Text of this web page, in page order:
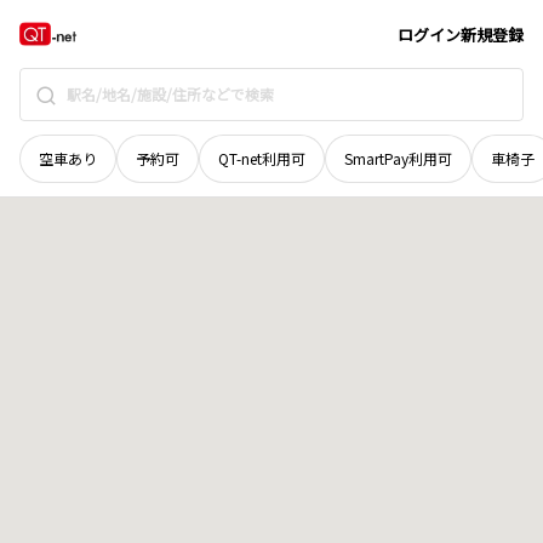
ログイン新規登録
空車あり 予約可 QT-net利用可 SmartPay利用可 車椅子
北海道